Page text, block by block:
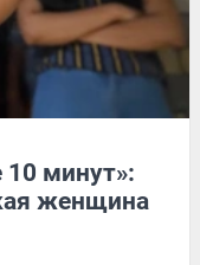
10 минут»:
женщина